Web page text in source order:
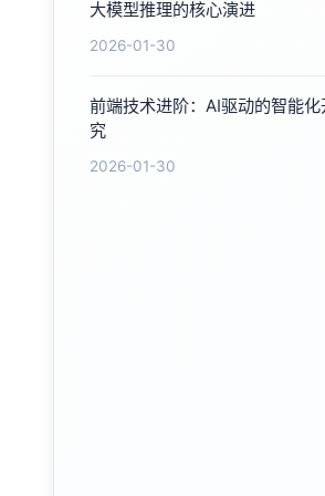
大模型推理的核心演进
2026-01-30
前端技术进阶：AI驱动的智能
究
2026-01-30